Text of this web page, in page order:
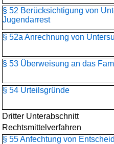
§ 52 Berücksichtigung von
Jugendarrest
§ 52a Anrechnung von
§ 53 Überweisung an das
§ 54 Urteilsgründe
Dritter Unterabschnitt
Rechtsmittelverfahren
§ 55 Anfechtung von